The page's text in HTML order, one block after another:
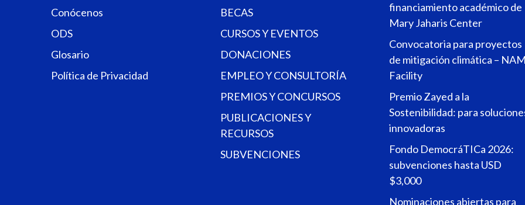
Conócenos
ODS
Glosario
Política de Privacidad
BECAS
CURSOS Y EVENTOS
DONACIONES
EMPLEO Y CONSULTORÍA
PREMIOS Y CONCURSOS
PUBLICACIONES Y
RECURSOS
SUBVENCIONES
financiamiento académico de
Mary Jaharis Center
Convocatoria para proyectos
de mitigación climática –
Facility
Premio Zayed a la
Sostenibilidad: para
innovadoras
Fondo DemocráTICa 2026:
subvenciones hasta USD
$3,000
Nominaciones abiertas para